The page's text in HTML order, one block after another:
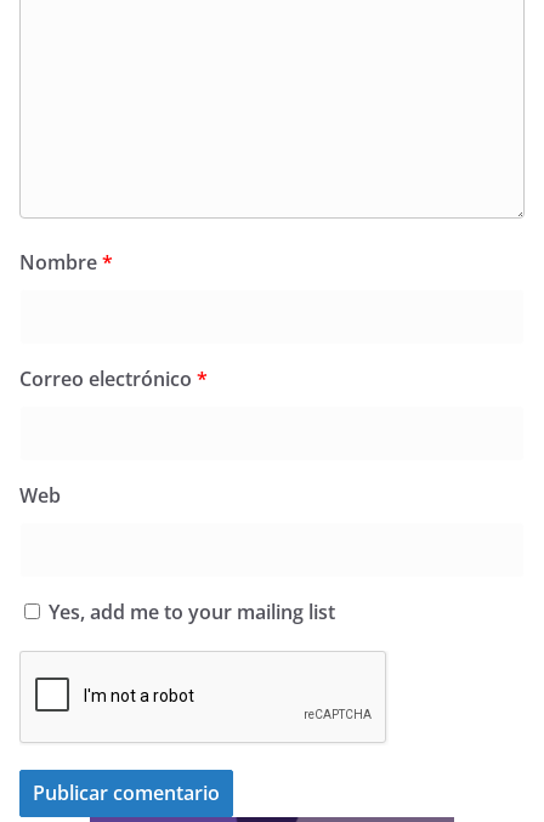
Nombre*
Correo electrónico *
Web
Yes, add me to your mailing list